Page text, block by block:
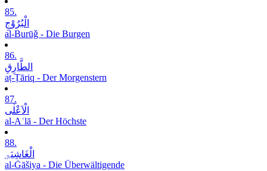
85.
الْبُرُوْجِ
al-Burūǧ - Die Burgen
86.
الطَّارِقِ
aṭ-Ṭāriq - Der Morgenstern
87.
الْاَعْلٰی
al-Aʿlā - Der Höchste
88.
الْغَاشِیَۃِ
al-Ġāšiya - Die Überwältigende